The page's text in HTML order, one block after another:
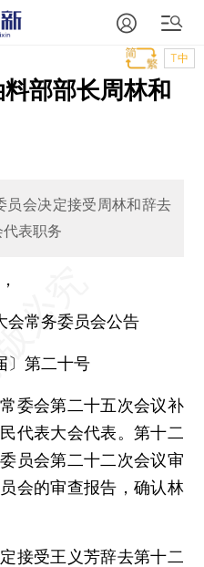
T中
部部长周林和
员会决定接受周林和辞去
表职务
常务委员会公告
第二十号
会第二十五次会议补
代表大会代表。第十二
员会第二十二次会议审
会的审查报告，确认林
受王义芳辞去第十二